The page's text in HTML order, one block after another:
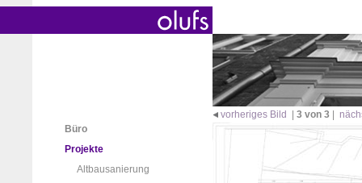
Büro
Projekte
Altbausanierung
vorheriges Bild 3 von 3